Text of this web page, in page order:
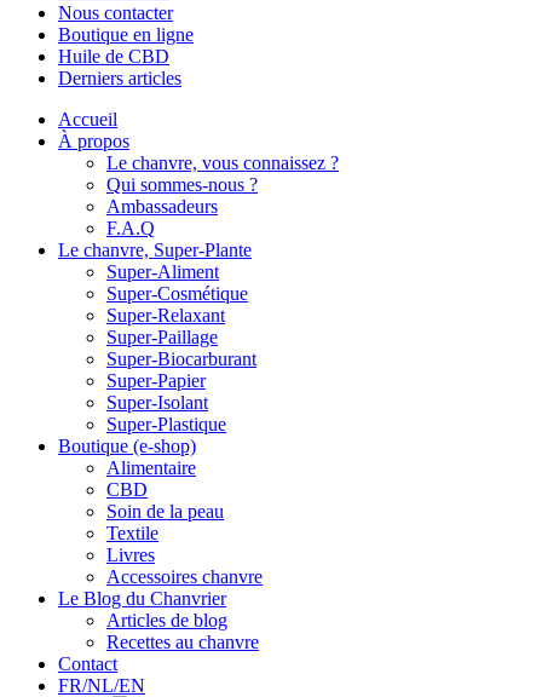
Nous contacter
Boutique en ligne
Huile de CBD
Derniers articles
Accueil
À propos
Le chanvre, vous connaissez ?
Qui sommes-nous ?
Ambassadeurs
F.A.Q
Le chanvre, Super-Plante
Super-Aliment
Super-Cosmétique
Super-Relaxant
Super-Paillage
Super-Biocarburant
Super-Papier
Super-Isolant
Super-Plastique
Boutique (e-shop)
Alimentaire
CBD
Soin de la peau
Textile
Livres
Accessoires chanvre
Le Blog du Chanvrier
Articles de blog
Recettes au chanvre
Contact
FR/NL/EN